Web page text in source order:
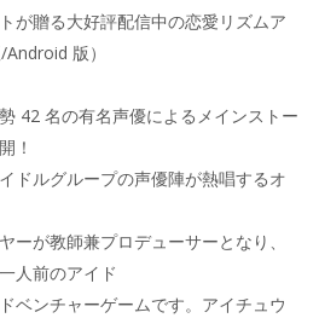
が贈る大好評配信中の恋愛リズムア
版）
42 名の有名声優によるメインストー
！
ドルグループの声優陣が熱唱するオ
ーが教師兼プロデューサーとなり、
人前のアイド
ベンチャーゲームです。アイチュウ